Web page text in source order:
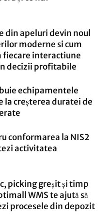
din apeluri devin noul
moderne si cum
interactiune
decizii profitabile
echipamentele
la creșterea duratei de
conformarea la NIS2
activitatea
picking greșit și timp
WMS te ajută să
procesele din depozit